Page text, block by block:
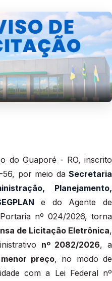
do Guaporé - RO, inscrito
56, por meio da Secretaria
Planejamento,
e do Agente de
nº 024/2026, torna
de Licitação Eletrônica,
nº 2082/2026, a
menor preço, no modo de
com a Lei Federal nº